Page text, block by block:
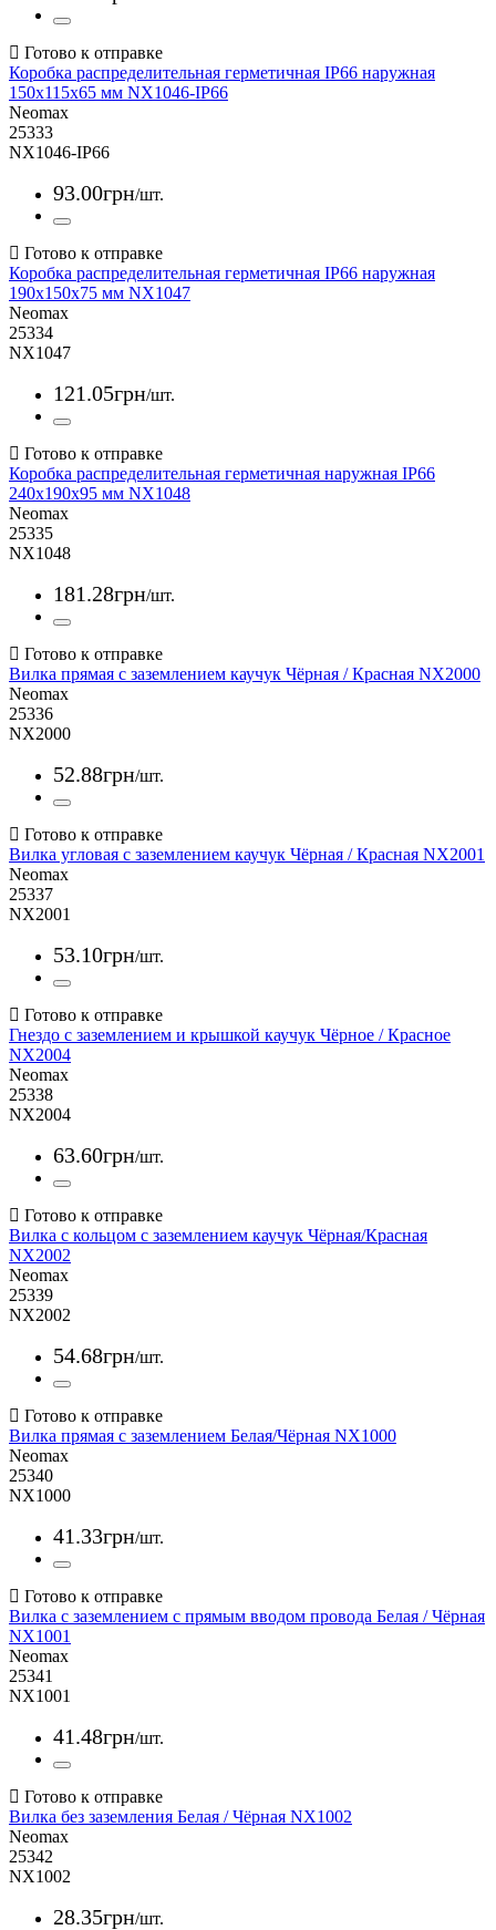
Коробка распределительная герметичная IP66 наружная
150x115x65 мм NX1046-IP66
Neomax
25333
NX1046-IP66
93.00грн/шт.
Коробка распределительная герметичная IP66 наружная
190x150x75 мм NX1047
Neomax
25334
NX1047
121.05грн/шт.
Коробка распределительная герметичная наружная IP66
240x190x95 мм NX1048
Neomax
25335
NX1048
181.28грн/шт.
Вилка прямая с заземлением каучук Чёрная / Красная NX2000
Neomax
25336
NX2000
52.88грн/шт.
Вилка угловая с заземлением каучук Чёрная / Красная NX2001
Neomax
25337
NX2001
53.10грн/шт.
Гнездо с заземлением и крышкой каучук Чёрное / Красное
NX2004
Neomax
25338
NX2004
63.60грн/шт.
Вилка с кольцом с заземлением каучук Чёрная/Красная
NX2002
Neomax
25339
NX2002
54.68грн/шт.
Вилка прямая с заземлением Белая/Чёрная NX1000
Neomax
25340
NX1000
41.33грн/шт.
Вилка с заземлением с прямым вводом провода Белая / Чёрная
NX1001
Neomax
25341
NX1001
41.48грн/шт.
Вилка без заземления Белая / Чёрная NX1002
Neomax
25342
NX1002
28.35грн/шт.